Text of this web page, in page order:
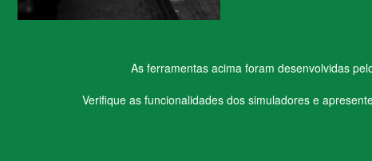
As ferramentas acima foram desenvolvidas
Verifique as funcionalidades dos simuladores e